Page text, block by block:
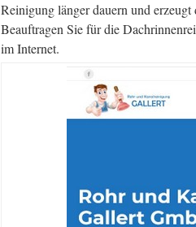
Reinigung länger dauern und
Beauftragen Sie für die
im Internet.